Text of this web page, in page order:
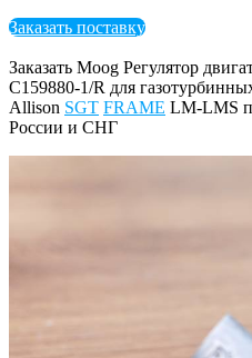
Заказать поставку
Заказать Moog Регулятор
C159880-1/R для
Allison SGT FRAME LM-LMS
России и СНГ